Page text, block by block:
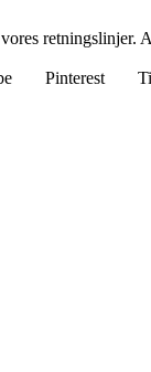
retningslinjer.
Pinterest